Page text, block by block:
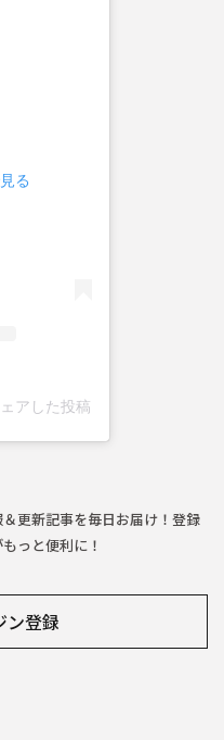
る
アした投稿
更新記事を毎日お届け！登録
っと便利に！
ン登録